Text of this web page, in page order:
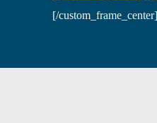
[/custom_frame_center]